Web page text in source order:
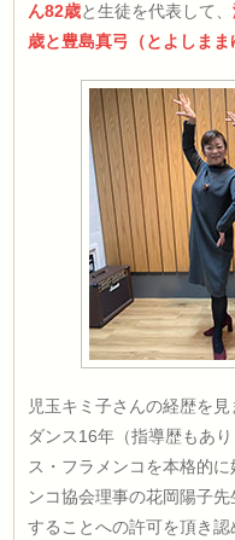
ん82歳と生徒を代表して、
歳と豊島真弓（とよしま
児玉キミ子さんの経歴を
ダンス16年（指導歴もあ
ス・フラメンコを本格的
ンコ協会理事の花岡陽子
することへの許可を頂き